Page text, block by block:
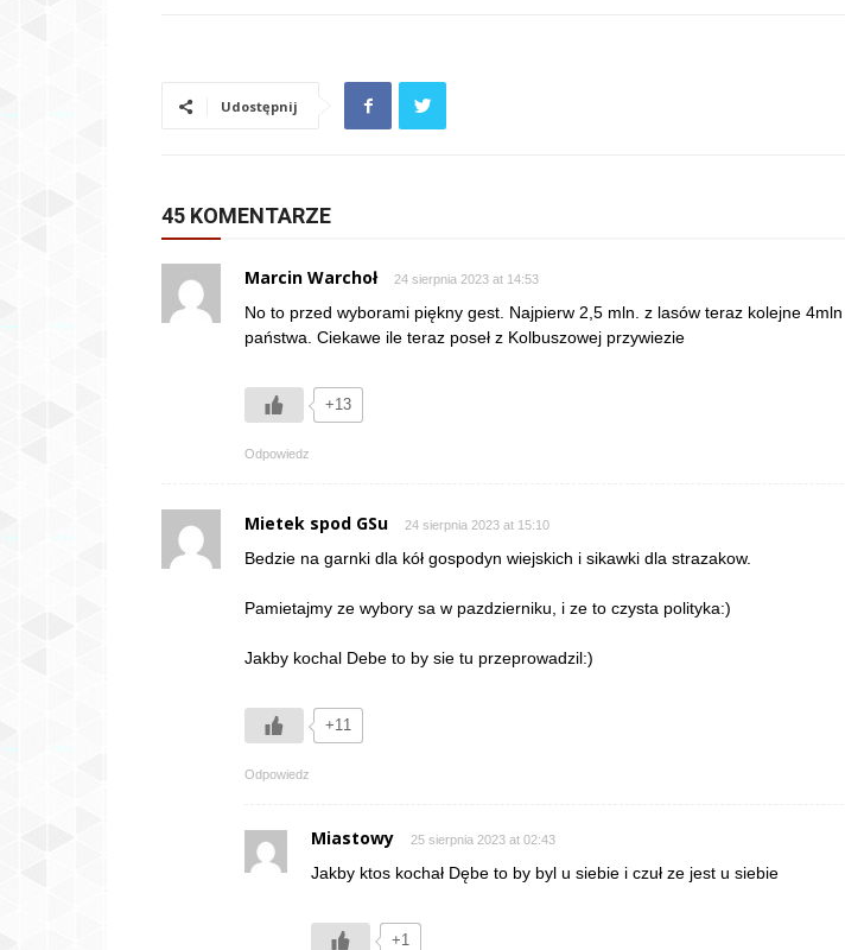
Udostępnij
45 KOMENTARZE
Marcin Warchoł 24 sierpnia 2023 at 14:53
No to przed wyborami piękny gest. Najpierw 2,5 mln. z lasów teraz kolejne
państwa. Ciekawe ile teraz poseł z Kolbuszowej przywiezie
+13
Odpowiedz
Mietek spod GSu 24 sierpnia 2023 at 15:10
Bedzie na garnki dla kół gospodyn wiejskich i sikawki dla strazakow.
Pamietajmy ze wybory sa w pazdzierniku, i ze to czysta polityka:)
Jakby kochal Debe to by sie tu przeprowadzil:)
+11
Odpowiedz
Miastowy 25 sierpnia 2023 at 02:43
Jakby ktos kochał Dębe to by byl u siebie i czuł ze jest u siebie
+1